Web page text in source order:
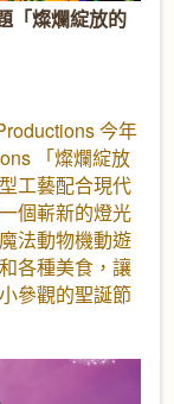
「燦爛綻放的
今年
「燦爛綻放
工藝配合現代
個嶄新的燈光
法動物機動遊
各種美食，讓
參觀的聖誕節